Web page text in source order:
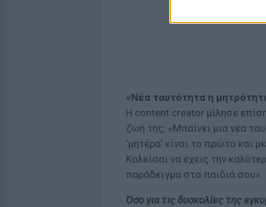
«Νέα ταυτότητα η
Η content creator μίλησε
ζωή της: «Μπαίνει μια νέα
‘μητέρα’ είναι το πρώτο και
Καλείσαι να έχεις την
παράδειγμα στα παιδιά σου».
Όσο για τις δυσκολίες της